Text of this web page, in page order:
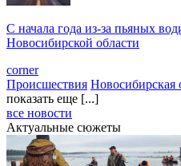
С начала года из‑за пьяных
Новосибирской области
corner
Происшествия Новосибирская
показать еще [...]
все новости
Актуальные сюжеты